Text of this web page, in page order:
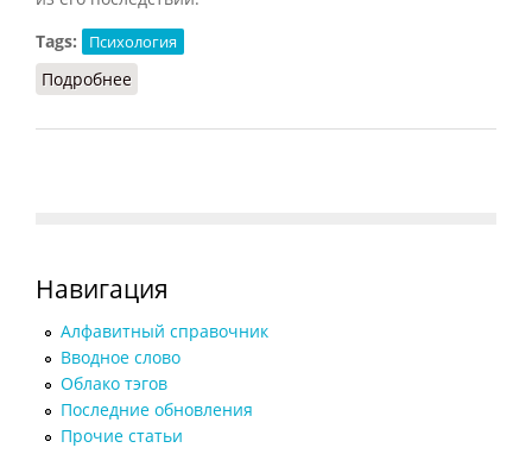
Tags:
Психология
Подробнее
Навигация
Алфавитный справочник
Вводное слово
Облако тэгов
Последние обновления
Прочие статьи